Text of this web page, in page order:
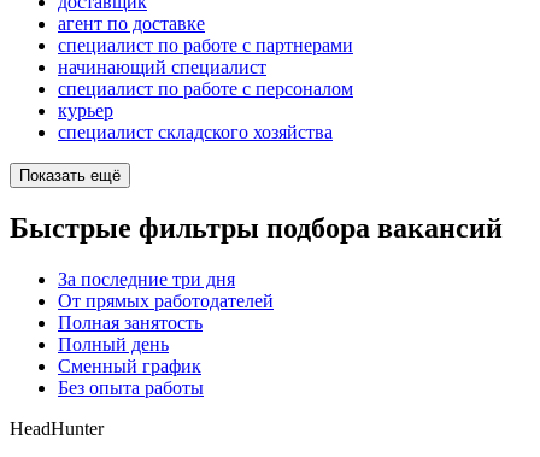
агент по доставке
специалист по работе с партнерами
начинающий специалист
специалист по работе с персоналом
курьер
специалист складского хозяйства
Показать ещё
Быстрые фильтры подбора вакансий
За последние три дня
От прямых работодателей
Полная занятость
Полный день
Сменный график
Без опыта работы
HeadHunter